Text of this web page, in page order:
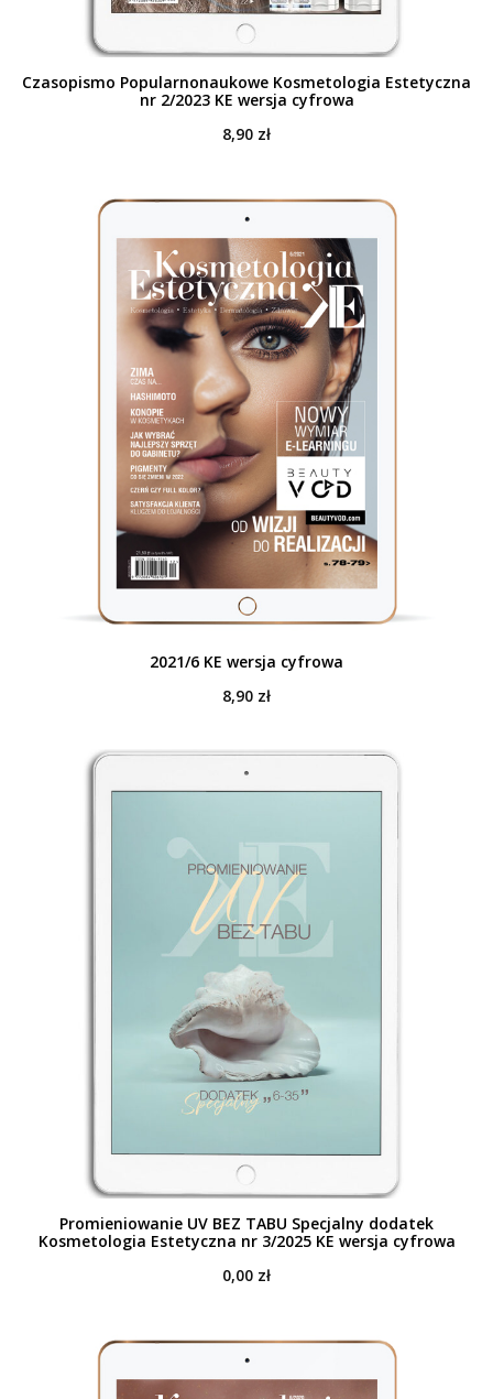
Czasopismo Popularnonaukowe Kosmetologia Estetyczna
nr 2/2023 KE wersja cyfrowa
8,90 zł
2021/6 KE wersja cyfrowa
8,90 zł
Promieniowanie UV BEZ TABU Specjalny dodatek
Kosmetologia Estetyczna nr 3/2025 KE wersja cyfrowa
0,00 zł